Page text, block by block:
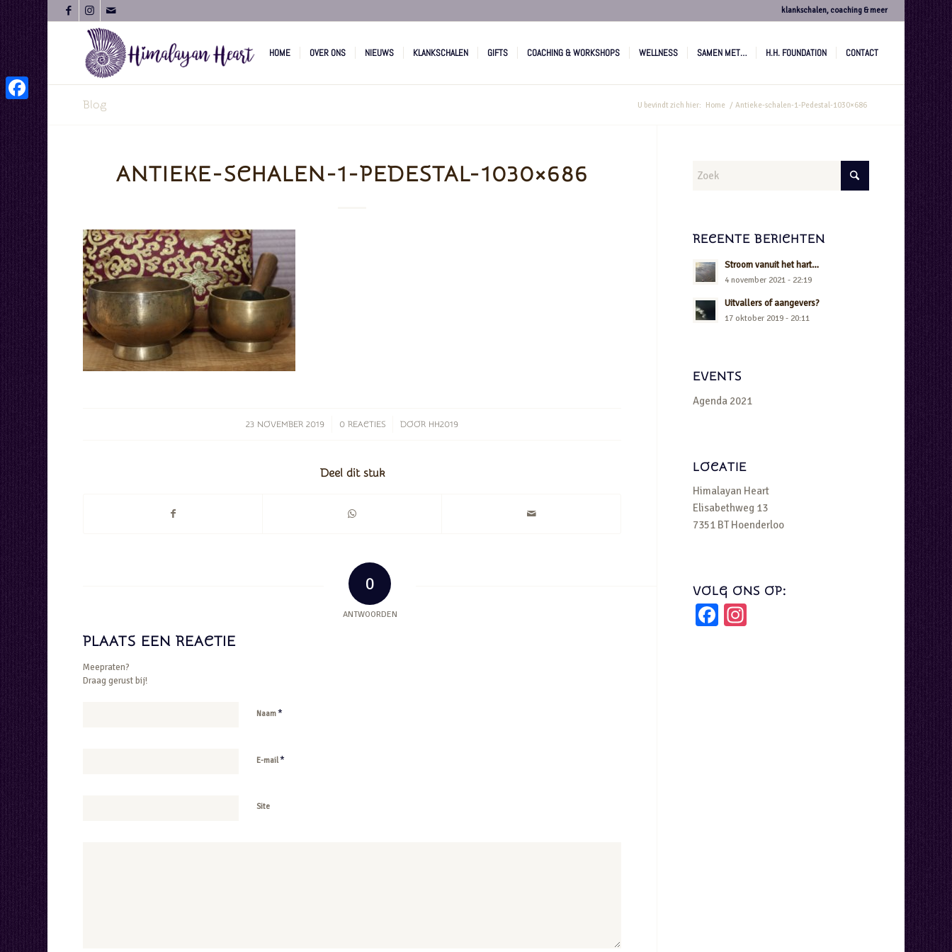
klankschalen, coaching & meer
HOME OVER ONS NIEUWS KLANKSCHALEN GIFTS COACHING & WORKSHOPS WELLNESS SAMEN MET… H.H. FOUNDATION CONTACT
Blog U bevindt zich hier: Home / Antieke-schalen-1-Pedestal-1030×686
ANTIEKE-SCHALEN-1-PEDESTAL-1030×686
23 NOVEMBER 2019
/ 0 REACTIES
/ DOOR HH2019
Deel dit stuk
0
ANTWOORDEN
PLAATS EEN REACTIE
Meepraten?
Draag gerust bij!
Naam*
E-mail*
Site
RECENTE BERICHTEN
Stroom vanuit het hart…
4 november 2021 - 22:19
Uitvallers of aangevers?
17 oktober 2019 - 20:11
EVENTS
Agenda 2021
LOCATIE
Himalayan Heart
Elisabethweg 13
7351 BT Hoenderloo
VOLG ONS OP:
Facebook